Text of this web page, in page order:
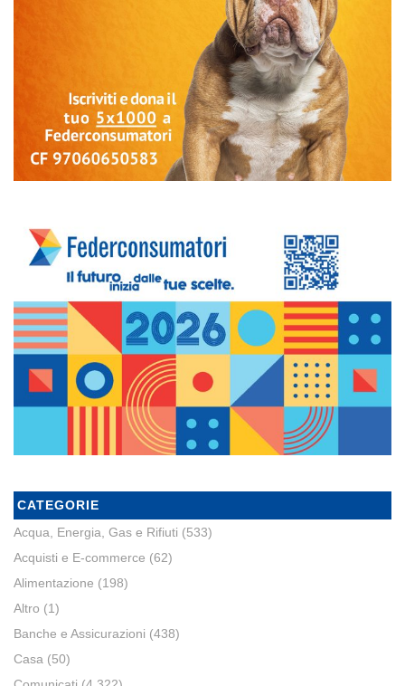
CATEGORIE
Acqua, Energia, Gas e Rifiuti (533)
Acquisti e E-commerce (62)
Alimentazione (198)
Altro (1)
Banche e Assicurazioni (438)
Casa (50)